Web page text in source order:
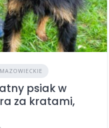
psiak w
za kratami,